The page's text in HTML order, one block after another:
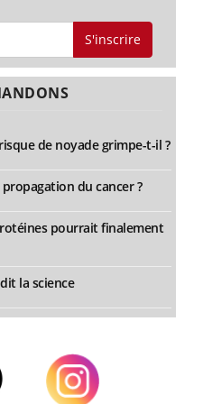
S'inscrire
de noyade grimpe-t-il ?
du cancer ?
pourrait finalement
la science